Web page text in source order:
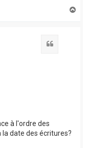
à l'ordre des
date des écritures?